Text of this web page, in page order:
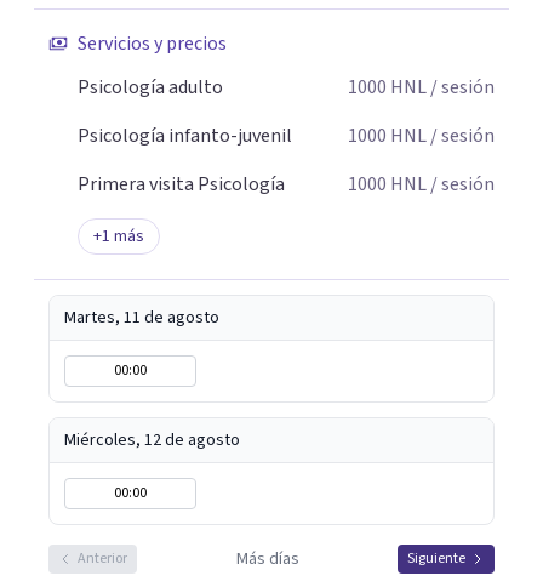
Servicios y precios
Psicología adulto
1000 HNL/ sesión
Psicología infanto-juvenil
1000 HNL/ sesión
Primera visita Psicología
1000 HNL/ sesión
+1 más
Martes, 11 de agosto
00:00
Miércoles, 12 de agosto
00:00
Anterior Más días Siguiente